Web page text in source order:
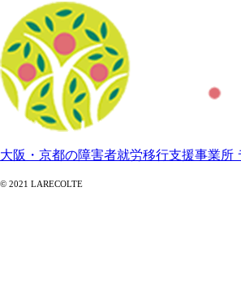
大阪・京都の障害者就労移行支援事業所
© 2021 LARECOLTE